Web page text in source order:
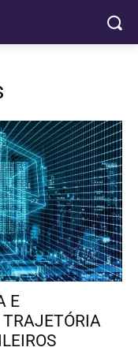
E
TRAJETÓRIA